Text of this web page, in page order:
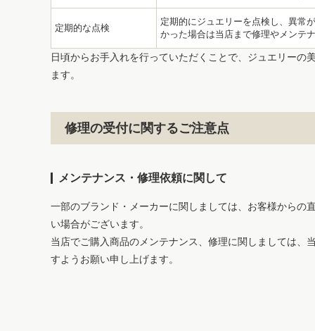
定期的な点検
定期的にジュエリーを点検し、異常
かった場合は当店まで修理やメンテ
日頃からお手入れを行っていただくことで、ジュエリーの
ます。
修理の受付に関するご注意点
メンテナンス・修理依頼に関して
一部のブランド・メーカーに関しましては、お客様からの
い場合がございます。
当店でご購入商品のメンテナンス、修理に関しましては、
すようお願い申し上げます。